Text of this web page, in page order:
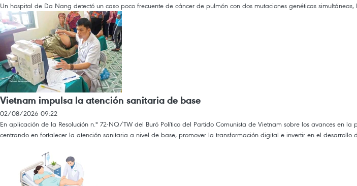
Un hospital de Da Nang detectó un caso poco frecuente de cáncer de pulmón con dos mutaciones genéticas
Vietnam impulsa la atención sanitaria de base
02/08/2026 09:22
En aplicación de la Resolución n.º 72-NQ/TW del Buró Político del Partido Comunista de Vietnam sobre los avances
centrando en fortalecer la atención sanitaria a nivel de base, promover la transformación digital e invertir en el desarrollo